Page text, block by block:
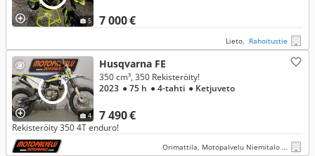
5 7 000 €
Lieto, Rahoitustie
4
Husqvarna FE
7 490 €
350 cm³, 350 Rekisteröity!
2023 ● 75 h ● 4-tahti ● Ketjuveto
Rekisteröity 350 4T enduro!
Orimattila, Motopalvelu Niemitalo Oy